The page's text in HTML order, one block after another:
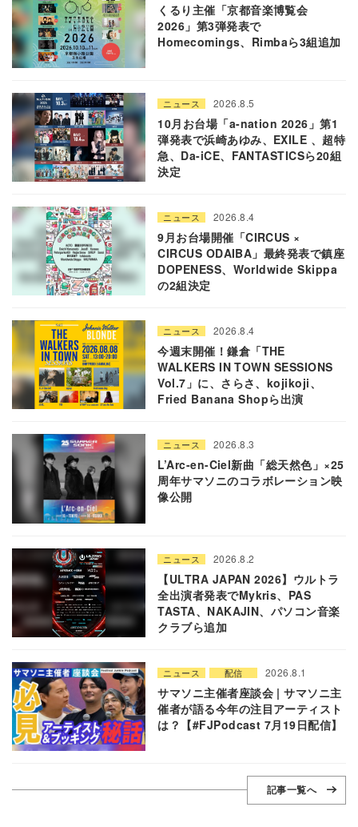
くるり主催「京都音楽博覧会
2026」第3弾発表で
Homecomings、Rimbaら3組追加
ニュース 2026.8.5
10月お台場「a-nation 2026」第1
弾発表で浜崎あゆみ、EXILE 、超特
急、Da-iCE、FANTASTICSら20組
決定
ニュース 2026.8.4
9月お台場開催「CIRCUS ×
CIRCUS ODAIBA」最終発表で鎮座
DOPENESS、Worldwide Skippa
の2組決定
ニュース 2026.8.4
今週末開催！鎌倉「THE
WALKERS IN TOWN SESSIONS
Vol.7」に、さらさ、kojikoji、
Fried Banana Shopら出演
ニュース 2026.8.3
L’Arc-en-Ciel新曲「総天然色」×25
周年サマソニのコラボレーション映
像公開
ニュース 2026.8.2
【ULTRA JAPAN 2026】ウルトラ
全出演者発表でMykris、PAS
TASTA、NAKAJIN、パソコン音楽
クラブら追加
ニュース 配信 2026.8.1
サマソニ主催者座談会 | サマソニ主
催者が語る今年の注目アーティスト
は？【#FJPodcast 7月19日配信】
記事一覧へ